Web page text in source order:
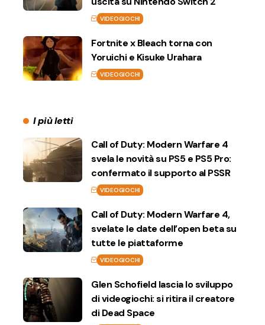
VIDEOGIOCHI
Fortnite x Bleach torna con
Yoruichi e Kisuke Urahara
VIDEOGIOCHI
I più letti
Call of Duty: Modern Warfare 4
svela le novità su PS5 e PS5 Pro:
confermato il supporto al PSSR
VIDEOGIOCHI
Call of Duty: Modern Warfare 4,
svelate le date dell’open beta su
tutte le piattaforme
VIDEOGIOCHI
Glen Schofield lascia lo sviluppo
di videogiochi: si ritira il creatore
di Dead Space